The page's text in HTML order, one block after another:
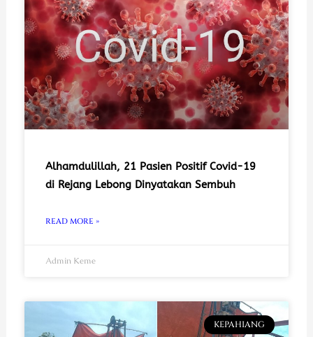
Alhamdulillah, 21 Pasien Positif Covid-19
di Rejang Lebong Dinyatakan Sembuh
READ MORE »
Admin Keme
KEPAHIANG